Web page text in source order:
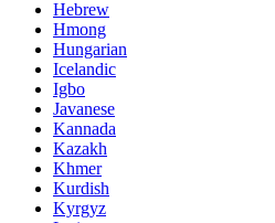
Hebrew
Hmong
Hungarian
Icelandic
Igbo
Javanese
Kannada
Kazakh
Khmer
Kurdish
Kyrgyz